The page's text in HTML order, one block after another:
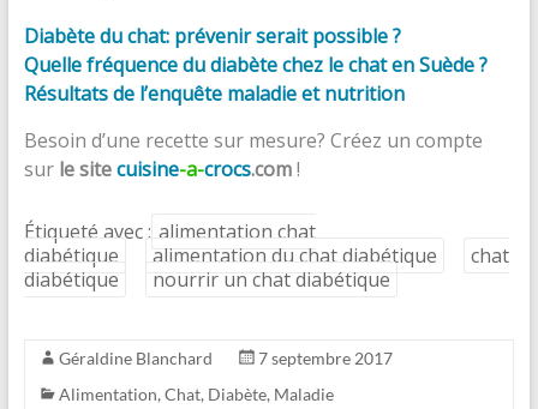
Diabète du chat: prévenir serait possible ?
Quelle fréquence du diabète chez le chat en Suède ?
Résultats de l’enquête maladie et nutrition
Besoin d’une recette sur mesure? Créez un compte
sur le sitecuisine-a-crocs.com!
Étiqueté avec : alimentation chat
diabétique
alimentation du chat diabétique
chat
diabétique
nourrir un chat diabétique
Géraldine Blanchard
7 septembre 2017
Alimentation, Chat, Diabète, Maladie